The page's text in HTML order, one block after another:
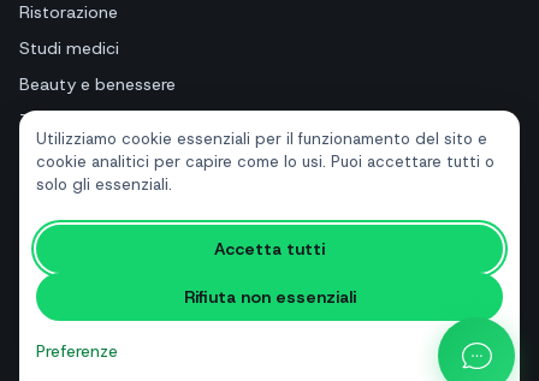
Utilizziamo cookie essenziali per il funzionamento del sito e
cookie analitici per capire come lo usi. Puoi accettare tutti o
solo gli essenziali.
Accetta tutti
Rifiuta non essenziali
Preferenze
Ristorazione
Studi medici
Beauty e benessere
Turismo e hotel
Immobiliari
RISORSE
Strumenti gratuiti
Glossario